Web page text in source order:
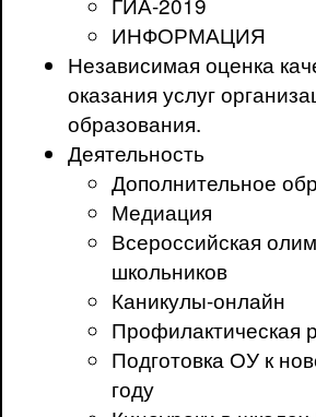
ИНФОРМАЦИЯ
Независимая оценка
оказания услуг
образования.
Деятельность
Дополнительное
Медиация
Всероссийская
школьников
Каникулы-онлайн
Профилактическая
Подготовка ОУ к
году